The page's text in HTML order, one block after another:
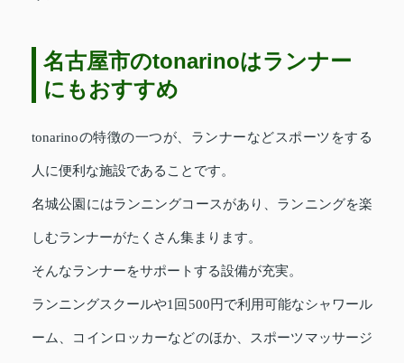
名古屋市のtonarinoはランナー
にもおすすめ
tonarinoの特徴の一つが、ランナーなどスポーツをする
人に便利な施設であることです。
名城公園にはランニングコースがあり、ランニングを楽
しむランナーがたくさん集まります。
そんなランナーをサポートする設備が充実。
ランニングスクールや1回500円で利用可能なシャワール
ーム、コインロッカーなどのほか、スポーツマッサージ